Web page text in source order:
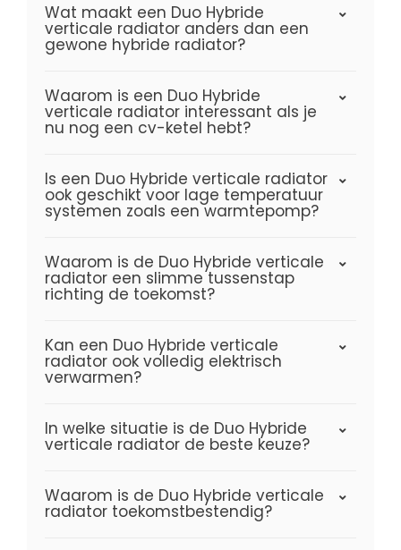
Wat maakt een Duo Hybride
verticale radiator anders dan een
gewone hybride radiator?
Waarom is een Duo Hybride
verticale radiator interessant als je
nu nog een cv-ketel hebt?
Is een Duo Hybride verticale radiator
ook geschikt voor lage temperatuur
systemen zoals een warmtepomp?
Waarom is de Duo Hybride verticale
radiator een slimme tussenstap
richting de toekomst?
Kan een Duo Hybride verticale
radiator ook volledig elektrisch
verwarmen?
In welke situatie is de Duo Hybride
verticale radiator de beste keuze?
Waarom is de Duo Hybride verticale
radiator toekomstbestendig?